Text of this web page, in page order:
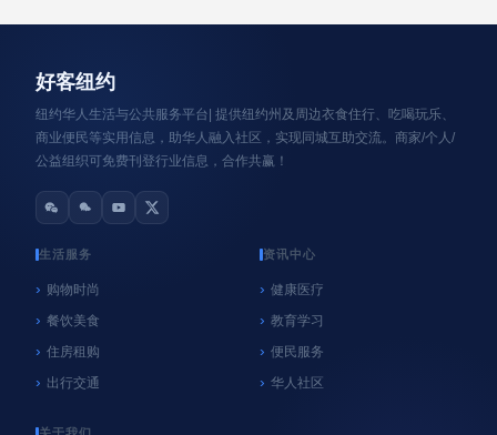
心系纽约
NYC官方垃圾桶执法再延期！9月8日前未使用官
06/18/2026
好客纽约
纽约华人生活与公共服务平台| 提供纽约州及周边衣食住行、吃喝玩乐、
商业便民等实用信息，助华人融入社区，实现同城互助交流。商家/个人/
公益组织可免费刊登行业信息，合作共赢！
生活服务
购物时尚
餐饮美食
住房租购
出行交通
资讯中心
健康医疗
教育学习
便民服务
华人社区
关于我们